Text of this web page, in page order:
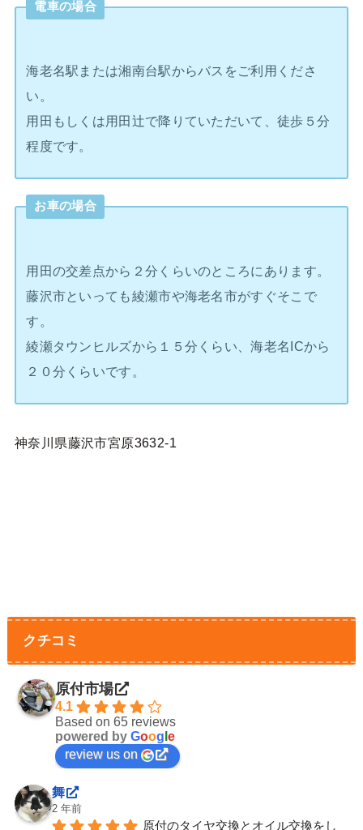
電車の場合
海老名駅または湘南台駅からバスをご利用くださ
い。
用田もしくは用田辻で降りていただいて、徒歩５分
程度です。
お車の場合
用田の交差点から２分くらいのところにあります。
藤沢市といっても綾瀬市や海老名市がすぐそこで
す。
綾瀬タウンヒルズから１５分くらい、海老名ICから
２０分くらいです。
神奈川県藤沢市宮原3632-1
クチコミ
原付市場
4.1
Based on 65 reviews
powered by Goog e
review us on
舞
2 年前
原付のタイヤ交換とオイル交換をし